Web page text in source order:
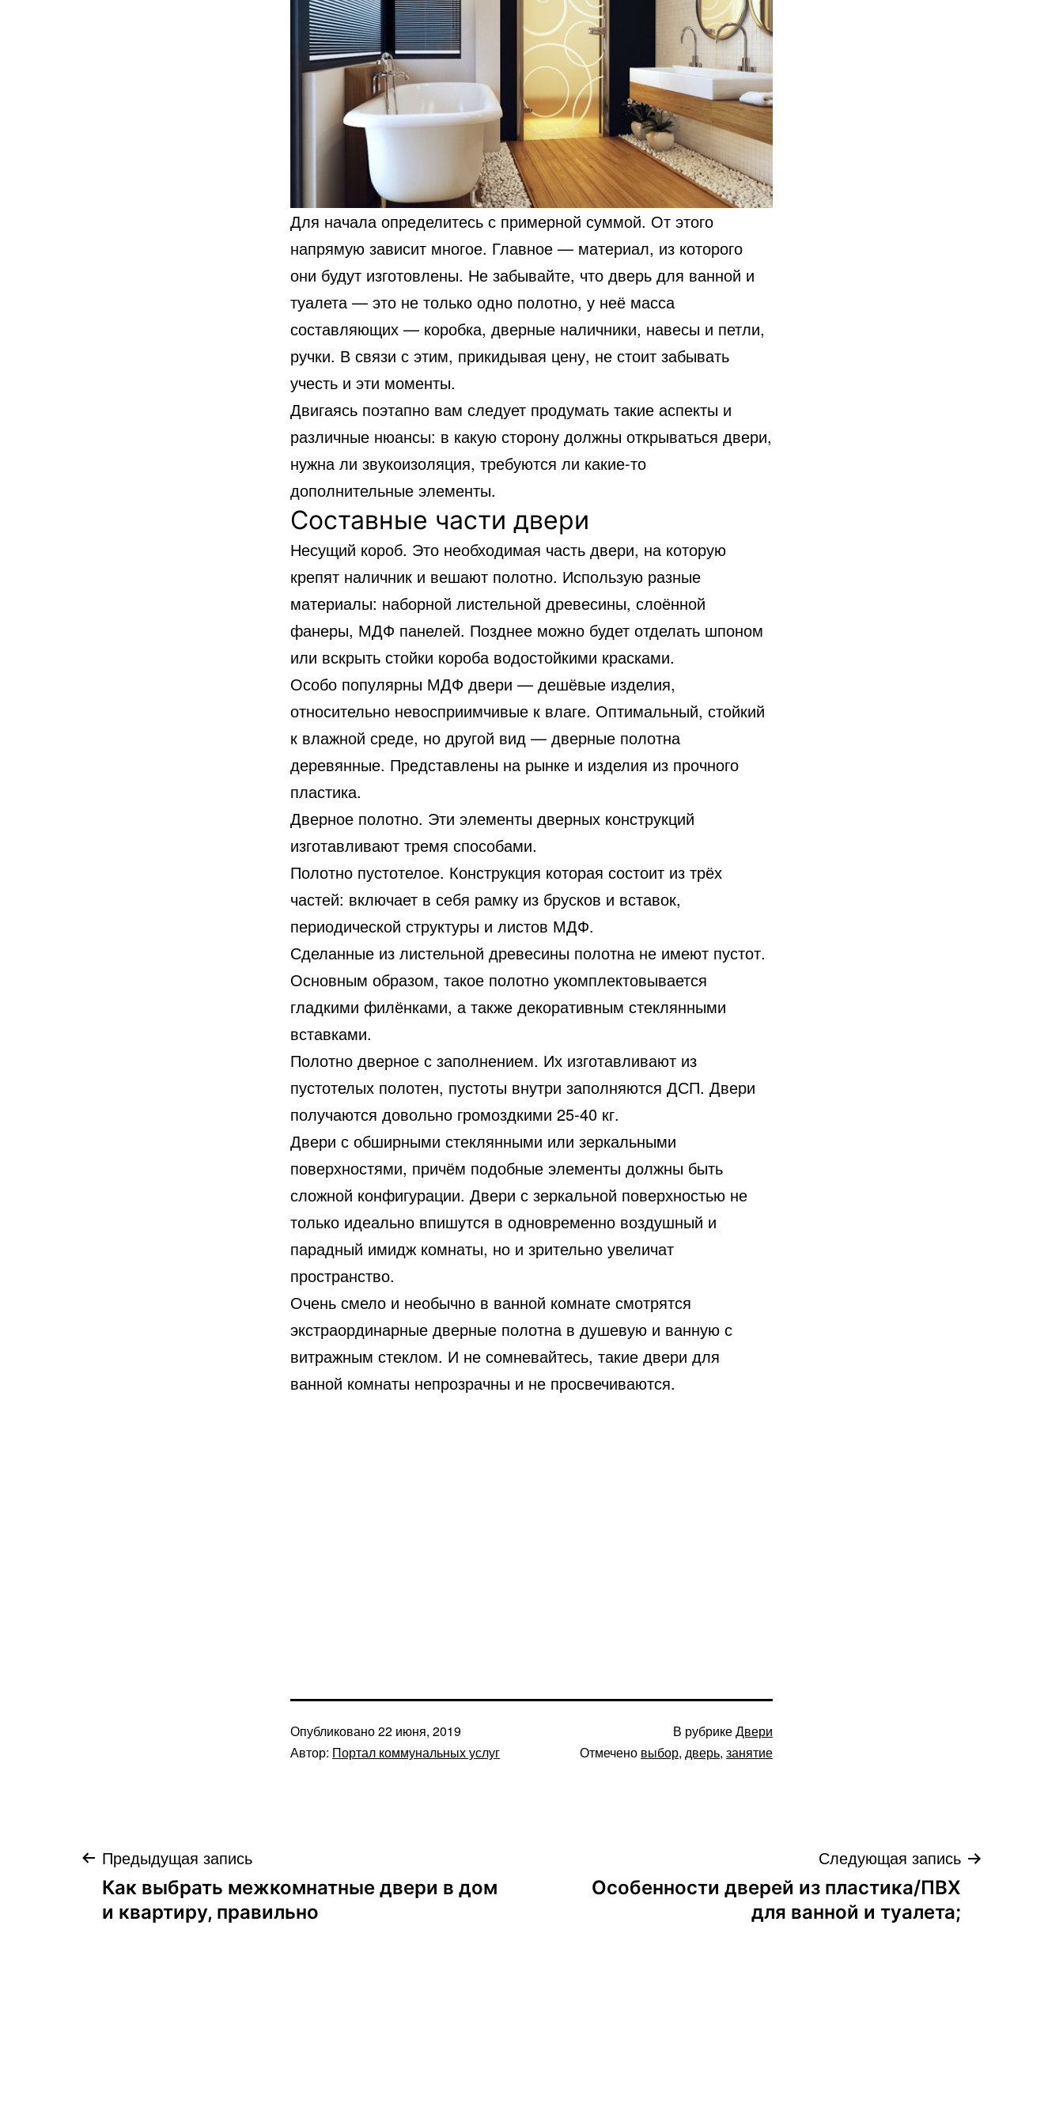
Для начала определитесь с примерной суммой. От этого
напрямую зависит многое. Главное — материал, из которого
они будут изготовлены. Не забывайте, что дверь для ванной и
туалета — это не только одно полотно, у неё масса
составляющих — коробка, дверные наличники, навесы и петли,
ручки. В связи с этим, прикидывая цену, не стоит забывать
учесть и эти моменты.
Двигаясь поэтапно вам следует продумать такие аспекты и
различные нюансы: в какую сторону должны открываться двери,
нужна ли звукоизоляция, требуются ли какие-то
дополнительные элементы.
Составные части двери
Несущий короб. Это необходимая часть двери, на которую
крепят наличник и вешают полотно. Использую разные
материалы: наборной листельной древесины, слоённой
фанеры, МДФ панелей. Позднее можно будет отделать шпоном
или вскрыть стойки короба водостойкими красками.
Особо популярны МДФ двери — дешёвые изделия,
относительно невосприимчивые к влаге. Оптимальный, стойкий
к влажной среде, но другой вид — дверные полотна
деревянные. Представлены на рынке и изделия из прочного
пластика.
Дверное полотно. Эти элементы дверных конструкций
изготавливают тремя способами.
Полотно пустотелое. Конструкция которая состоит из трёх
частей: включает в себя рамку из брусков и вставок,
периодической структуры и листов МДФ.
Сделанные из листельной древесины полотна не имеют пустот.
Основным образом, такое полотно укомплектовывается
гладкими филёнками, а также декоративным стеклянными
вставками.
Полотно дверное с заполнением. Их изготавливают из
пустотелых полотен, пустоты внутри заполняются ДСП. Двери
получаются довольно громоздкими 25-40 кг.
Двери с обширными стеклянными или зеркальными
поверхностями, причём подобные элементы должны быть
сложной конфигурации. Двери с зеркальной поверхностью не
только идеально впишутся в одновременно воздушный и
парадный имидж комнаты, но и зрительно увеличат
пространство.
Очень смело и необычно в ванной комнате смотрятся
экстраординарные дверные полотна в душевую и ванную с
витражным стеклом. И не сомневайтесь, такие двери для
ванной комнаты непрозрачны и не просвечиваются.
Опубликовано22 июня, 2019
Автор: Портал коммунальных услуг
В рубрикеДвери
Отмечено выбор, дверь, занятие
Навигация
по
Предыдущая запись
Как выбрать межкомнатные двери в дом
и квартиру, правильно
Следующая запись
Особенности дверей из пластика/ПВХ
для ванной и туалета;